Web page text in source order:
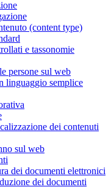
(content type)
e tassonomie
persone sul web
linguaggio semplice
dei contenuti
sul web
dei documenti elettronici
dei documenti